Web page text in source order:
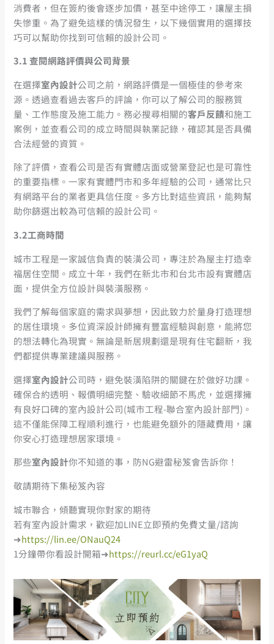
消費者，但在簽約後會逐步加價，甚至中途停工，讓屋主損
失慘重。為了避免這樣的情況發生，以下幾個實用的選擇技
巧可以幫助你找到可信賴的設計公司。
3.1查閱網路評價與公司背景
在選擇室內設計公司之前，網路評價是一個極佳的參考來
源。透過查看過去客戶的評論，你可以了解公司的服務質
量、工作態度及施工能力。務必搜尋相關的客戶反饋和施工
案例，並查看公司的成立時間與執業記錄，確認其是否具備
合法經營的資質。
除了評價，查看公司是否有實體店面或營業登記也是可靠性
的重要指標。一家有實體門市和多年經驗的公司，通常比只
有網路平台的業者更具信任度。多方比對這些資訊，能夠幫
助你篩選出較為可信賴的設計公司。
3.2工商時間
城市工程是一家誠信負責的裝潢公司，專注於為屋主打造幸
福居住空間。成立十年，我們在新北市和台北市設有實體店
面，提供全方位設計與裝潢服務。
我們了解每個家庭的需求與夢想，因此致力於量身打造理想
的居住環境。多位資深設計師擁有豐富經驗與創意，能將您
的想法轉化為現實。無論是新居規劃還是現有住宅翻新，我
們都提供專業建議與服務。
選擇室內設計公司時，避免裝潢陷阱的關鍵在於做好功課。
確保合約透明、報價明細完整、驗收細節不馬虎，並選擇擁
有良好口碑的室內設計公司(城市工程-聯合室內設計部門)。
這不僅能保障工程順利進行，也能避免額外的隱藏費用，讓
你安心打造理想居家環境。
那些室內設計你不知道的事，防NG避雷秘笈會告訴你！
敬請期待下集秘笈內容
城市聯合，傾聽實現你對家的期待
若有室內設計需求，歡迎加LINE立即預約免費丈量/諮詢
➜https://lin.ee/ONauQ24
1分鐘帶你看設計開箱➜https://reurl.cc/eG1yaQ